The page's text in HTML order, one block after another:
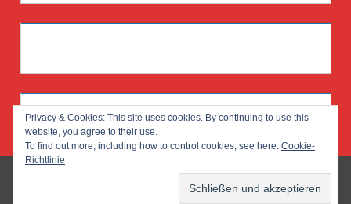
WordPress-Theme: Treville von ThemeZee.
Privacy & Cookies: This site uses cookies. By continuing to use this
website, you agree to their use.
To find out more, including how to control cookies, see here: Cookie-
Richtlinie